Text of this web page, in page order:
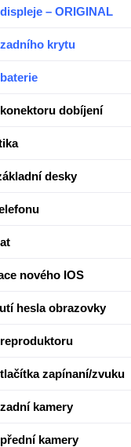
– ORIGINAL
krytu
dobíjení
desky
nového IOS
hesla obrazovky
zapínaní/zvuku
kamery
kamery